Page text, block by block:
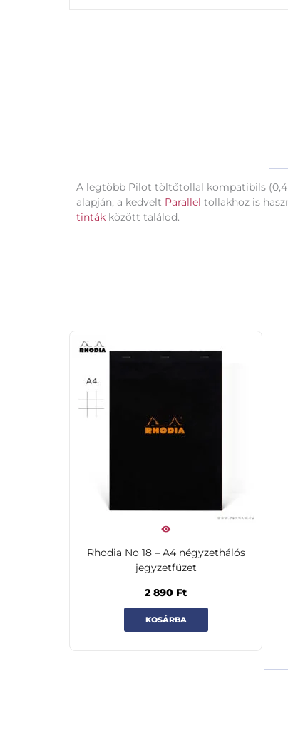
A legtöbb Pilot töltőtollal kompatibils
alapján, a kedvelt Parallel tollakhoz is
tinták között találod.
Rhodia No 18 – A4 négyzethálós
jegyzetfüzet
2 890 Ft
KOSÁRBA